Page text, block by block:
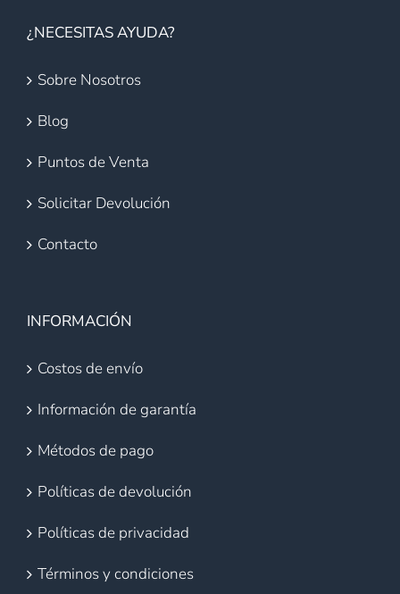
¿NECESITAS AYUDA?
Sobre Nosotros
Blog
Puntos de Venta
Solicitar Devolución
Contacto
INFORMACIÓN
Costos de envío
Información de garantía
Métodos de pago
Políticas de devolución
Políticas de privacidad
Términos y condiciones